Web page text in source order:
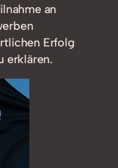
an
Erfolg
erklären.